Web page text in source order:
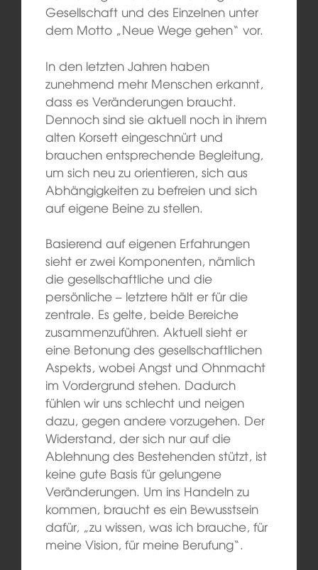
Gesellschaft und des Einzelnen unter
dem Motto „Neue Wege gehen“ vor.
In den letzten Jahren haben
zunehmend mehr Menschen erkannt,
dass es Veränderungen braucht.
Dennoch sind sie aktuell noch in ihrem
alten Korsett eingeschnürt und
brauchen entsprechende Begleitung,
um sich neu zu orientieren, sich aus
Abhängigkeiten zu befreien und sich
auf eigene Beine zu stellen.
Basierend auf eigenen Erfahrungen
sieht er zwei Komponenten, nämlich
die gesellschaftliche und die
persönliche – letztere hält er für die
zentrale. Es gelte, beide Bereiche
zusammenzuführen. Aktuell sieht er
eine Betonung des gesellschaftlichen
Aspekts, wobei Angst und Ohnmacht
im Vordergrund stehen. Dadurch
fühlen wir uns schlecht und neigen
dazu, gegen andere vorzugehen. Der
Widerstand, der sich nur auf die
Ablehnung des Bestehenden stützt, ist
keine gute Basis für gelungene
Veränderungen. Um ins Handeln zu
kommen, braucht es ein Bewusstsein
dafür, „zu wissen, was ich brauche, für
meine Vision, für meine Berufung“.